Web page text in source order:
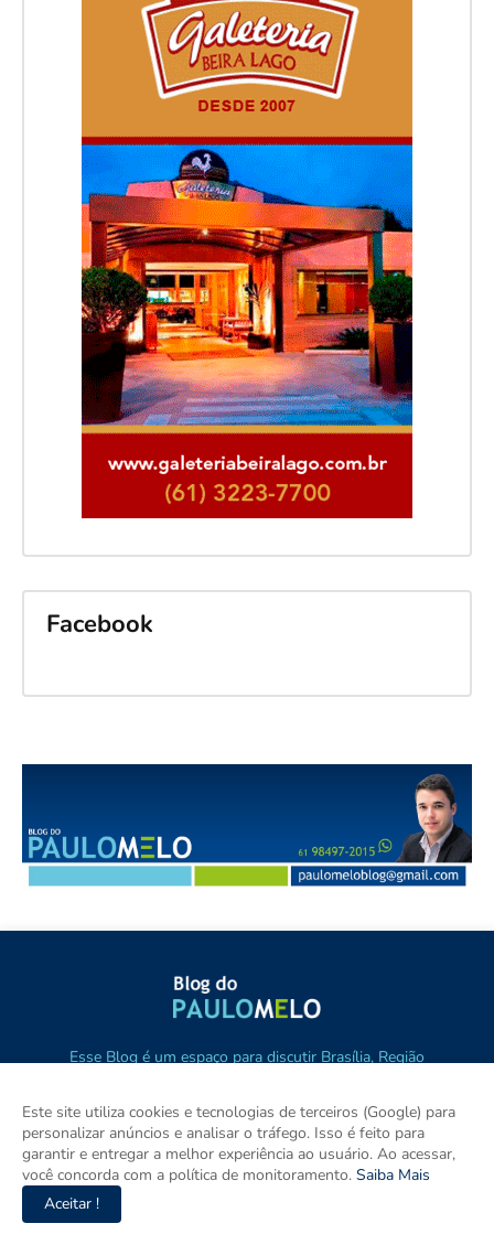
Facebook
Esse Blog é um espaço para discutir Brasília, Região
empreendedorismo. DRT 0010556/DF.
Este site utiliza cookies e tecnologias de terceiros (Google) para
personalizar anúncios e analisar o tráfego. Isso é feito para
garantir e entregar a melhor experiência ao usuário. Ao acessar,
você concorda com a política de monitoramento. Saiba Mais
Aceitar !